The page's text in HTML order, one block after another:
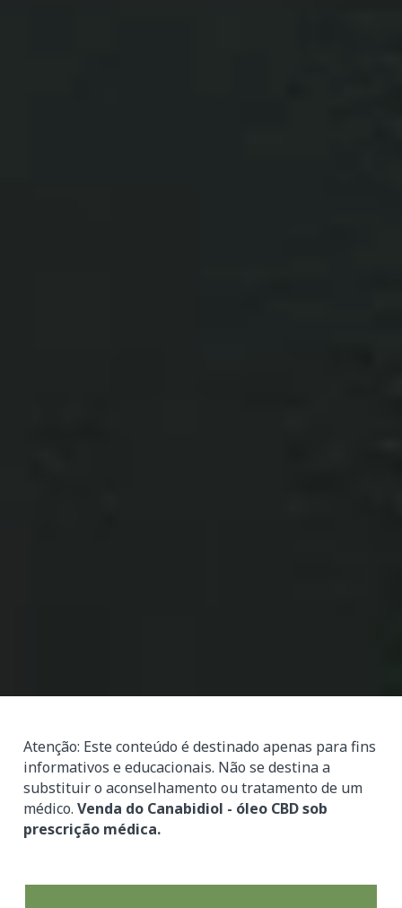
Atenção: Este conteúdo é destinado apenas para fins
informativos e educacionais. Não se destina a
substituir o aconselhamento ou tratamento de um
médico.Venda do Canabidiol - óleo CBD sob
prescrição médica.